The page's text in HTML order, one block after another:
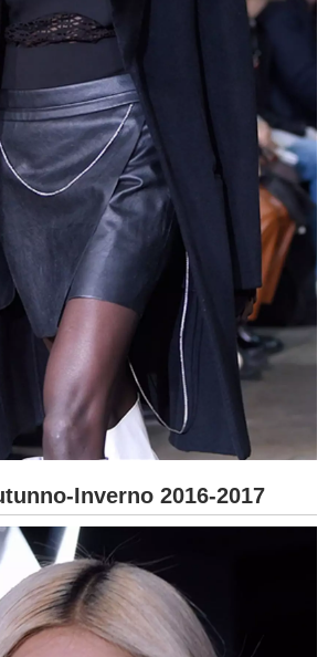
Inverno 2016-2017